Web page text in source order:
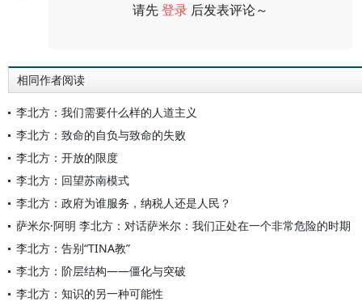
请先登录 后发表评论～
相同作者阅读
李北方：我们需要什么样的人道主义
李北方：致命的自负与致命的失败
李北方：开放的限度
李北方：回望苏南模式
李北方：政府为谁服务，纳税人还是人民？
萨米尔·阿明 李北方：对话萨米尔：我们正处在一个非常危险的时期
李北方：告别“TINA教”
李北方：阶层结构——僵化与突破
李北方：知识的另一种可能性